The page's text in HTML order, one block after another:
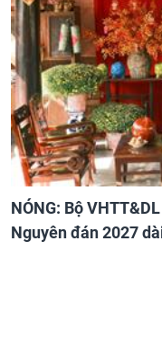
NÓNG: Bộ
Nguyên đán 2027